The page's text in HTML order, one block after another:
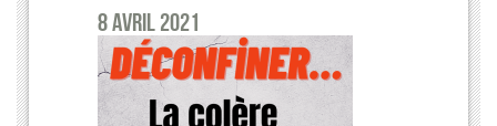
8 avril 2021